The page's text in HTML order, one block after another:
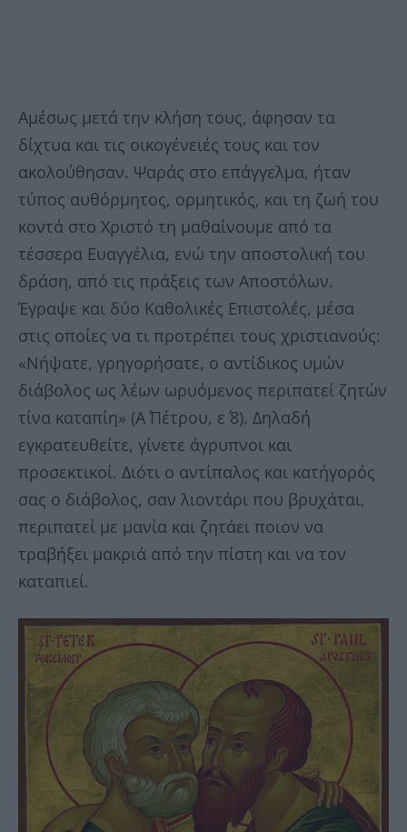
Αμέσως μετά την κλήση τους, άφησαν τα
δίχτυα και τις οικογένειές τους και τον
ακολούθησαν. Ψαράς στο επάγγελμα, ήταν
τύπος αυθόρμητος, ορμητικός, και τη ζωή του
κοντά στο Χριστό τη μαθαίνουμε από τα
τέσσερα Ευαγγέλια, ενώ την αποστολική του
δράση, από τις πράξεις των Αποστόλων.
Έγραψε και δύο Καθολικές Επιστολές, μέσα
στις οποίες να τι προτρέπει τους χριστιανούς:
«Νήψατε, γρηγορήσατε, ο αντίδικος υμών
διάβολος ως λέων ωρυόμενος περιπατεί ζητών
τίνα καταπίη» (Α΄ Πέτρου, ε΄ 8). Δηλαδή
εγκρατευθείτε, γίνετε άγρυπνοι και
προσεκτικοί. Διότι ο αντίπαλος και κατήγορός
σας ο διάβολος, σαν λιοντάρι που βρυχάται,
περιπατεί με μανία και ζητάει ποιον να
τραβήξει μακριά από την πίστη και να τον
καταπιεί.